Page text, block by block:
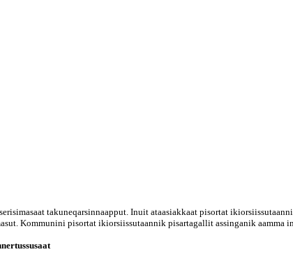
takuneqarsinnaapput. Inuit ataasiakkaat pisortat
Kommunini pisortat ikiorsiissutaannik pisartagallit assinganik aamma